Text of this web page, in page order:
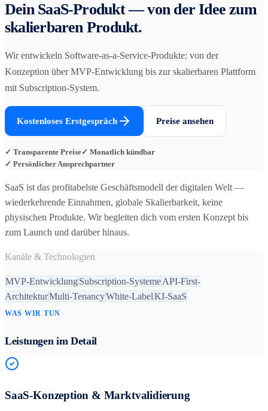
Dein SaaS-Produkt — von der Idee zum
skalierbaren Produkt.
Wir entwickeln Software-as-a-Service-Produkte: von der
Konzeption über MVP-Entwicklung bis zur skalierbaren Plattform
mit Subscription-System.
Kostenloses Erstgespräch Preise ansehen
✓ Transparente Preise✓ Monatlich kündbar
✓ Persönlicher Ansprechpartner
SaaS ist das profitabelste Geschäftsmodell der digitalen Welt —
wiederkehrende Einnahmen, globale Skalierbarkeit, keine
physischen Produkte. Wir begleiten dich vom ersten Konzept bis
zum Launch und darüber hinaus.
Kanäle & Technologien
MVP-EntwicklungSubscription-SystemeAPI-First-
ArchitekturMulti-TenancyWhite-LabelKI-SaaS
WAS WIR TUN
Leistungen im Detail
SaaS-Konzeption & Marktvalidierung